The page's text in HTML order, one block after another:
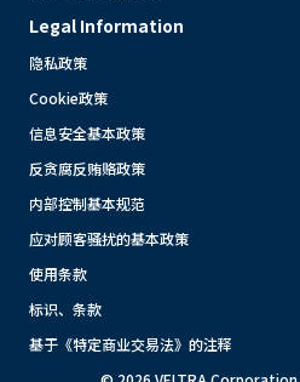
Legal Information
隐私政策
Cookie政策
信息安全基本政策
反贪腐反贿赂政策
内部控制基本规范
应对顾客骚扰的基本政策
使用条款
标识、条款
基于《特定商业交易法》的注释